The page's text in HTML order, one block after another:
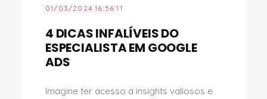
01/03/2024 16:56:11
4 DICAS INFALÍVEIS DO
ESPECIALISTA EM GOOGLE
ADS
Imagine ter acesso a insights valiosos e